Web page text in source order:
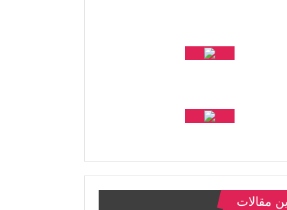
مقالات